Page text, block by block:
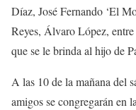
Díaz, José Fernando ‘El
Reyes, Álvaro López,
que se le brinda al hijo de
A las 10 de la mañana del
amigos se congregarán en